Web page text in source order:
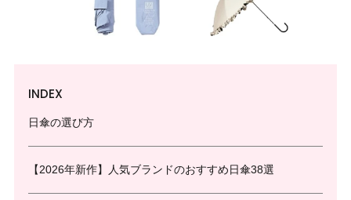
INDEX
日傘の選び方
【2026年新作】人気ブランドのおすすめ日傘38選